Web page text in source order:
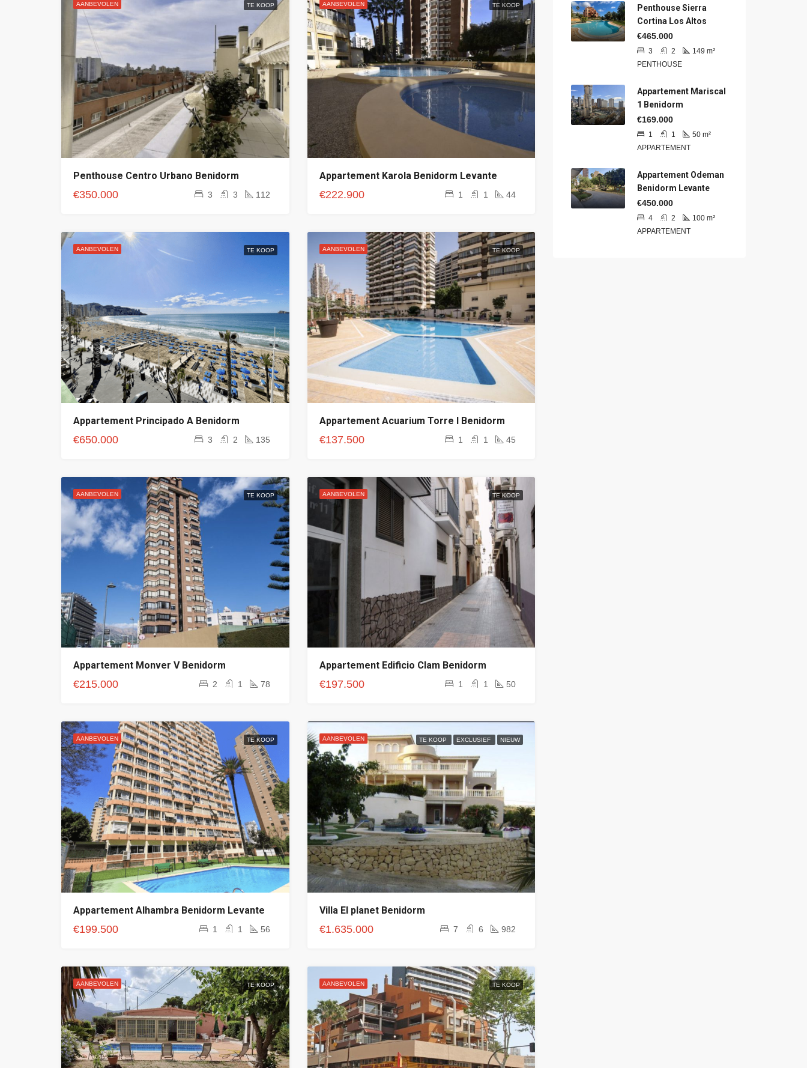
AANBEVOLEN TE KOOP
Penthouse Centro Urbano Benidorm
€350.000 3 3 112
AANBEVOLEN TE KOOP
Appartement Karola Benidorm Levante
€222.900 1 1 44
AANBEVOLEN TE KOOP
Appartement Principado A Benidorm
€650.000 3 2 135
AANBEVOLEN TE KOOP
Appartement Acuarium Torre I Benidorm
€137.500 1 1 45
AANBEVOLEN TE KOOP
Appartement Monver V Benidorm
€215.000 2 1 78
AANBEVOLEN TE KOOP
Appartement Edificio Clam Benidorm
€197.500 1 1 50
AANBEVOLEN TE KOOP
Appartement Alhambra Benidorm Levante
€199.500 1 1 56
AANBEVOLEN TE KOOP EXCLUSIEF NIEUW
Villa El planet Benidorm
€1.635.000 7 6 982
AANBEVOLEN TE KOOP AANBEVOLEN TE KOOP
Penthouse Sierra
Cortina Los Altos
€465.000
3 2 149 m²
PENTHOUSE
Appartement Mariscal
1 Benidorm
€169.000
1 1 50 m²
APPARTEMENT
Appartement Odeman
Benidorm Levante
€450.000
4 2 100 m²
APPARTEMENT